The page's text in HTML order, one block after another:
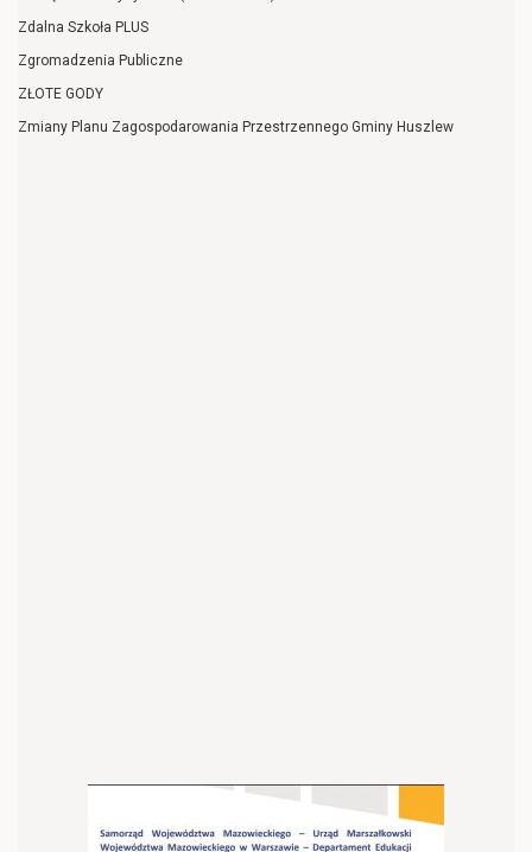
Zdalna Szkoła PLUS
Zgromadzenia Publiczne
ZŁOTE GODY
Zmiany Planu Zagospodarowania Przestrzennego Gminy Huszlew